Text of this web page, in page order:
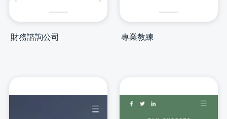
財務諮詢公司 專業教練